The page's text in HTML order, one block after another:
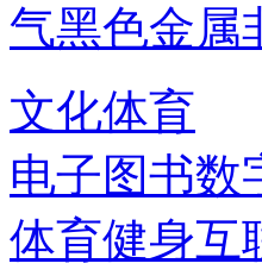
气黑色金属
文化体育
电子图书数
体育健身互